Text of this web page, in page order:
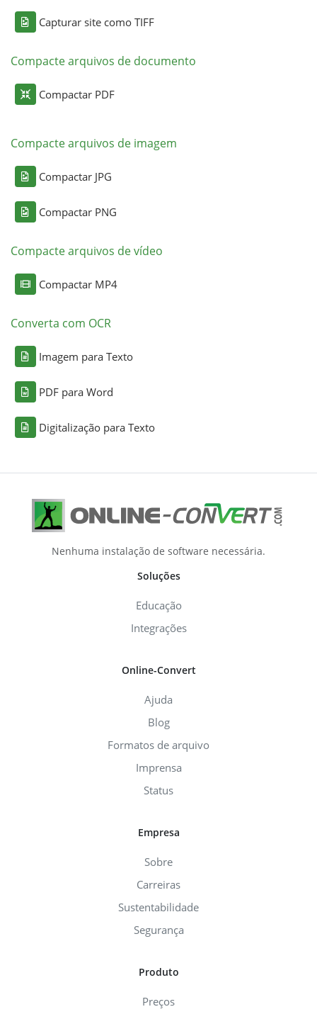
Capturar site como TIFF
Compacte arquivos de documento
Compactar PDF
Compacte arquivos de imagem
Compactar JPG
Compactar PNG
Compacte arquivos de vídeo
Compactar MP4
Converta com OCR
Imagem para Texto
PDF para Word
Digitalização para Texto
Nenhuma instalação de software necessária.
Soluções
Educação
Integrações
Online-Convert
Ajuda
Blog
Formatos de arquivo
Imprensa
Status
Empresa
Sobre
Carreiras
Sustentabilidade
Segurança
Produto
Preços